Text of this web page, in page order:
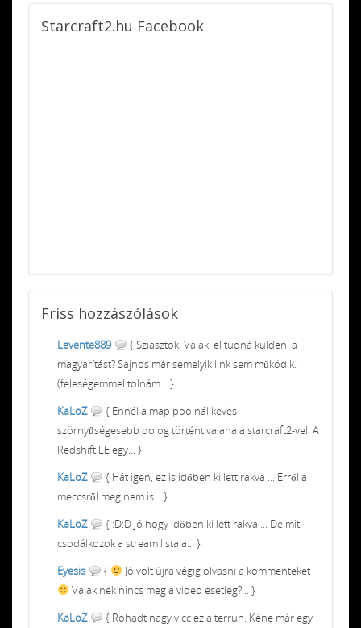
Starcraft2.hu Facebook
Friss hozzászólások
Levente889
{ Sziasztok, Valaki el tudná küldeni a
magyarítást? Sajnos már semelyik link sem működik.
(feleségemmel tolnám... }
KaLoZ
{ Ennél a map poolnál kevés
szörnyűségesebb dolog történt valaha a starcraft2-vel. A
Redshift LE egy... }
KaLoZ
{ Hát igen, ez is időben ki lett rakva ... Erről a
meccsről meg nem is... }
KaLoZ
{ :D:D Jó hogy időben ki lett rakva ... De mit
csodálkozok a stream lista a... }
Eyesis
{
Jó volt újra végig olvasni a kommenteket
Valakinek nincs meg a video esetleg?... }
KaLoZ
{ Rohadt nagy vicc ez a terrun. Kéne már egy